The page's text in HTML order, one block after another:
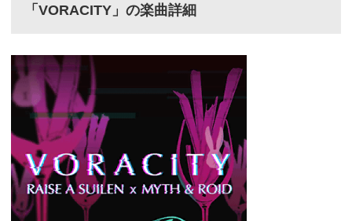
「VORACITY」の楽曲詳細